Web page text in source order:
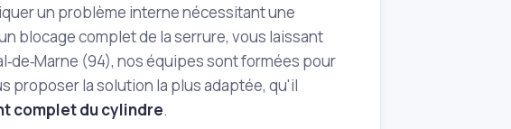
un problème interne nécessitant une
blocage complet de la serrure, vous laissant
(94), nos équipes sont formées pour
proposer la solution la plus adaptée, qu'il
complet du cylindre.